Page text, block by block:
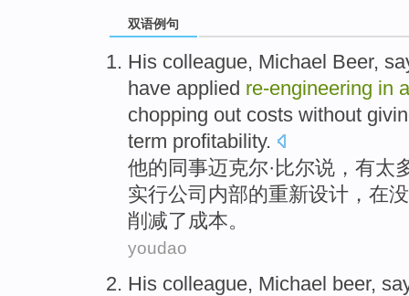
双语例句
His colleague, Michael Beer,
have applied re-engineering in a
chopping out costs without
term profitability.
他的 同事迈克尔· 比尔说 ，有太
实行公司内部的重新设计， 在
削减了 成本。
youdao
His colleague, Michael beer,